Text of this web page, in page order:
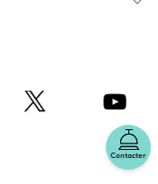
Contacter